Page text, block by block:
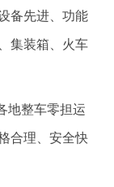
备先进、功能
集装箱、火车
地整车零担运
合理、安全快